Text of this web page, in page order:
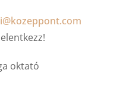
oktató